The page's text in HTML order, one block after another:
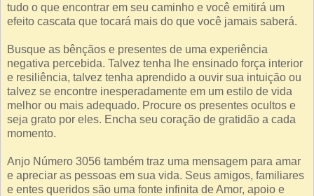
tudo o que encontrar em seu caminho e você emitirá um
efeito cascata que tocará mais do que você jamais saberá.
Busque as bênçãos e presentes de uma experiência
negativa percebida. Talvez tenha lhe ensinado força interior
e resiliência, talvez tenha aprendido a ouvir sua intuição ou
talvez se encontre inesperadamente em um estilo de vida
melhor ou mais adequado. Procure os presentes ocultos e
seja grato por eles. Encha seu coração de gratidão a cada
momento.
Anjo Número 3056 também traz uma mensagem para amar
e apreciar as pessoas em sua vida. Seus amigos, familiares
e entes queridos são uma fonte infinita de Amor, apoio e